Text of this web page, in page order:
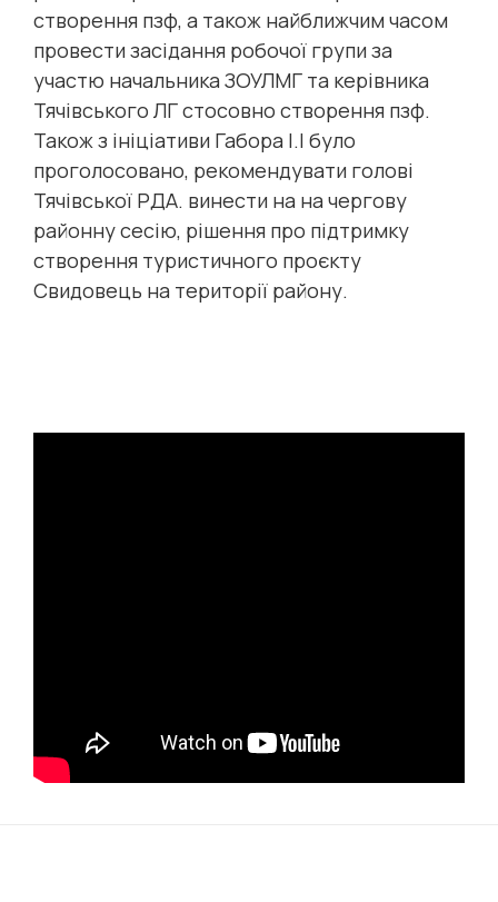
створення пзф, а також найближчим часом
провести засідання робочої групи за
участю начальника ЗОУЛМГ та керівника
Тячівського ЛГ стосовно створення пзф.
Також з ініціативи Габора І.І було
проголосовано, рекомендувати голові
Тячівської РДА. винести на на чергову
районну сесію, рішення про підтримку
створення туристичного проєкту
Свидовець на території району.